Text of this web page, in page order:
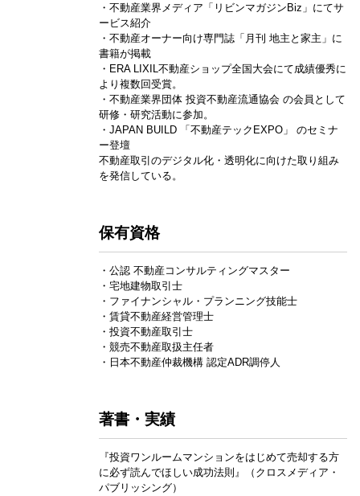
・不動産業界メディア「リビンマガジンBiz」にてサ
ービス紹介
・不動産オーナー向け専門誌「月刊 地主と家主」に
書籍が掲載
・ERA LIXIL不動産ショップ全国大会にて成績優秀に
より複数回受賞。
・不動産業界団体 投資不動産流通協会 の会員として
研修・研究活動に参加。
・JAPAN BUILD 「不動産テックEXPO」 のセミナ
ー登壇
不動産取引のデジタル化・透明化に向けた取り組み
を発信している。
保有資格
・公認 不動産コンサルティングマスター
・宅地建物取引士
・ファイナンシャル・プランニング技能士
・賃貸不動産経営管理士
・投資不動産取引士
・競売不動産取扱主任者
・日本不動産仲裁機構 認定ADR調停人
著書・実績
『投資ワンルームマンションをはじめて売却する方
に必ず読んでほしい成功法則』（クロスメディア・
パブリッシング）